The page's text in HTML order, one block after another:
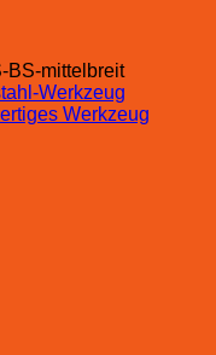
BS-mittelbreit
Werkzeug
Werkzeug